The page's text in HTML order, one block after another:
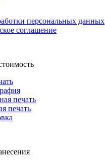
персональных данных
соглашение
печать
печать